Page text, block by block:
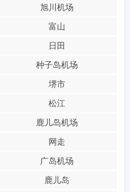
旭川机场
富山
日田
种子岛机场
堺市
松江
鹿儿岛机场
网走
广岛机场
鹿儿岛